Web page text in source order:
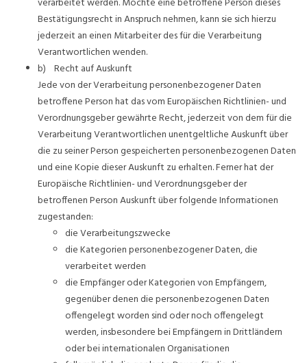
Bestätigungsrecht in Anspruch nehmen, kann sie sich hierzu
jederzeit an einen Mitarbeiter des für die Verarbeitung
Verantwortlichen wenden.
b) Recht auf Auskunft
Jede von der Verarbeitung personenbezogener Daten
betroffene Person hat das vom Europäischen Richtlinien- und
Verordnungsgeber gewährte Recht, jederzeit von dem für die
Verarbeitung Verantwortlichen unentgeltliche Auskunft über
die zu seiner Person gespeicherten personenbezogenen Daten
und eine Kopie dieser Auskunft zu erhalten. Ferner hat der
Europäische Richtlinien- und Verordnungsgeber der
betroffenen Person Auskunft über folgende Informationen
zugestanden:
die Verarbeitungszwecke
die Kategorien personenbezogener Daten, die
verarbeitet werden
die Empfänger oder Kategorien von Empfängern,
gegenüber denen die personenbezogenen Daten
offengelegt worden sind oder noch offengelegt
werden, insbesondere bei Empfängern in Drittländern
oder bei internationalen Organisationen